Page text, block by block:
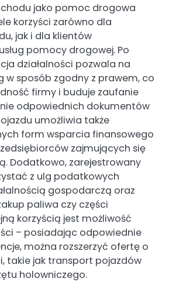
jako pomoc drogowa
korzyści zarówno dla
jak i dla klientów
pomocy drogowej. Po
działalności pozwala na
w sposób zgodny z prawem, co
firmy i buduje zaufanie
odpowiednich dokumentów
umożliwia także
form wsparcia finansowego
zajmujących się
Dodatkowo, zarejestrowany
z ulg podatkowych
gospodarczą oraz
paliwa czy części
korzyścią jest możliwość
– posiadając odpowiednie
można rozszerzyć ofertę o
takie jak transport pojazdów
holowniczego.